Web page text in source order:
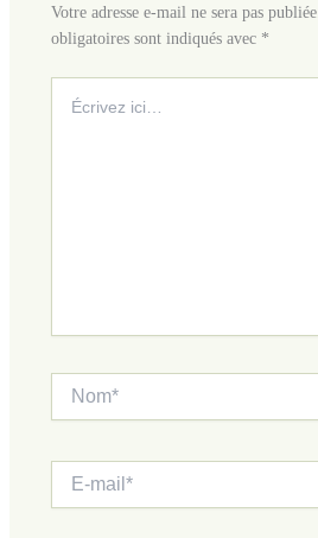
Votre adresse e-mail ne sera pas publiée.
obligatoires sont indiqués avec *
ici…
mail*